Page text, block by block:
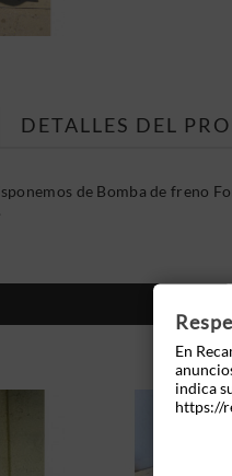
DETALLES DEL
de Bomba de freno
En
indica
https://